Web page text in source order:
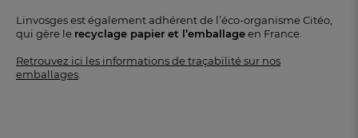
Linvosges est également adhérent de l’éco-organisme Citéo,
qui gère le recyclage papier et l’emballageen France.
Retrouvez ici les informations de traçabilité sur nos
emballages